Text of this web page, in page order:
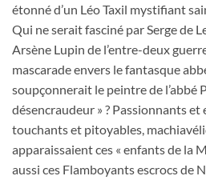
étonné d’un Léo Taxil mystifiant
Qui ne serait fasciné par Serge de
Arsène Lupin de l’entre-deux
mascarade envers le fantasque
soupçonnerait le peintre de l’abbé
désencraudeur » ? Passionnants et
touchants et pitoyables,
apparaissaient ces « enfants de la
aussi ces Flamboyants escrocs de